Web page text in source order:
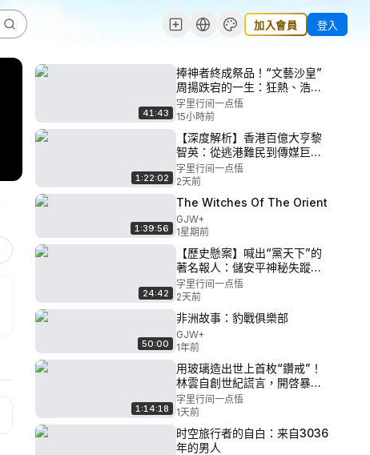
加入會員 登入
41:43
捧神者終成祭品！“文藝沙皇”
周揚跌宕的一生：狂熱、浩劫
與晚年悲歌；從主導文壇整肅
到秦城幽禁9年｜長子周艾若親
述：家族記憶裏那道無法癒合
的時代裂痕
字里行间一点悟
15小時前
1:22:02
【深度解析】香港百億大亨黎
智英：從逃港難民到傳媒巨
鱷，他為何放棄億萬身家選擇
不逃？拆解佐丹奴奇蹟、蘋果
日報帝國與落幕，以及一位商
業狂人終極殉道背後的致命代
碼
字里行间一点悟
2天前
1:39:56
The Witches Of The Orient
GJW+
1星期前
24:42
【歷史懸案】喊出“黨天下”的
著名報人：儲安平神秘失蹤之
謎與一代知識分子的時代悲劇
字里行间一点悟
2天前
50:00
非洲故事：豹戰俱樂部
GJW+
1年前
1:14:18
用玻璃造出世上首枚“鑽戒”！
林雲自創世紀謊言，開啓暴利
收割模式！連哄三妻安撫後
宮，謀劃“圍而不打”斬斷八爺
命脈！
字里行间一点悟
1天前
时空旅行者的自白：来自3036
年的男人